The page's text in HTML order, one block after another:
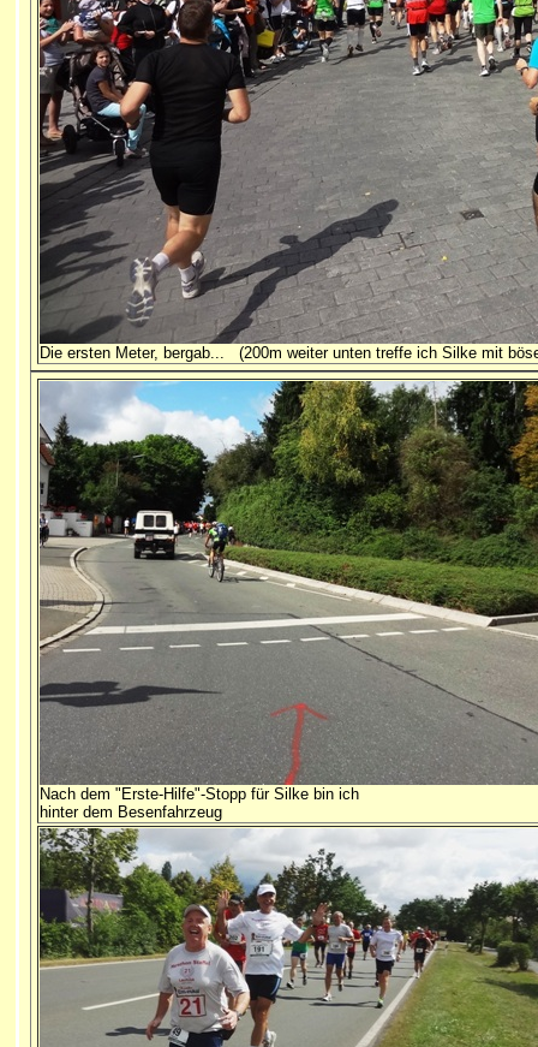
Die ersten Meter, bergab... (200m weiter unten treffe ich Silke mit
Nach dem "Erste-Hilfe"-Stopp für Silke bin ich
hinter dem Besenfahrzeug